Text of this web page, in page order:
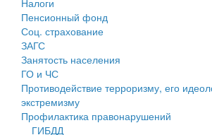
Противодействие коррупции
Контрольно-счетная палата
Персональные данные
Оценка регулирующего воздействия
Деятельность МУ
Нормативы градостроительного
Пенсионный фонд
Соц. страхование
ЗАГС
Занятость населения
ГО и ЧС
Противодействие терроризму, его
экстремизму
Профилактика правонарушений
ГИБДД